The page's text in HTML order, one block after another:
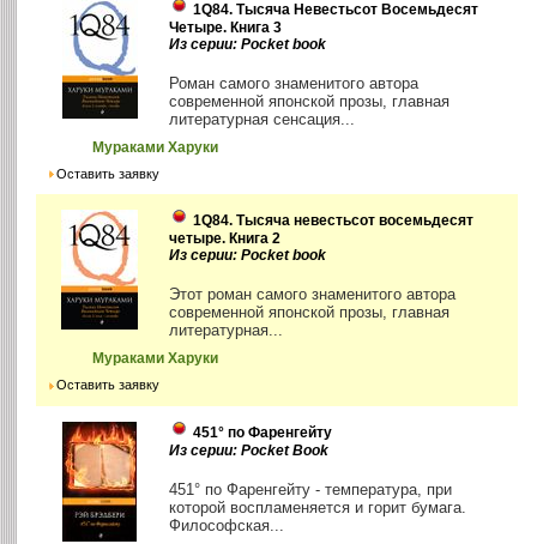
1Q84. Тысяча Невестьсот Восемьдесят
Четыре. Книга 3
Из серии: Pocket book
Роман самого знаменитого автора
современной японской прозы, главная
литературная сенсация...
Мураками Харуки
Оставить заявку
1Q84. Тысяча невестьсот восемьдесят
четыре. Книга 2
Из серии: Pocket book
Этот роман самого знаменитого автора
современной японской прозы, главная
литературная...
Мураками Харуки
Оставить заявку
451° по Фаренгейту
Из серии: Pocket Book
451° по Фаренгейту - температура, при
которой воспламеняется и горит бумага.
Философская...